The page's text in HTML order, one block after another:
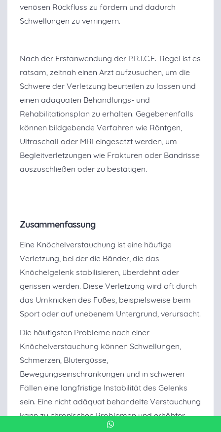
venösen Rückfluss zu fördern und dadurch
Schwellungen zu verringern.
Nach der Erstanwendung der P.R.I.C.E.-Regel ist es
ratsam, zeitnah einen Arzt aufzusuchen, um die
Schwere der Verletzung beurteilen zu lassen und
einen adäquaten Behandlungs- und
Rehabilitationsplan zu erhalten. Gegebenenfalls
können bildgebende Verfahren wie Röntgen,
Ultraschall oder MRI eingesetzt werden, um
Begleitverletzungen wie Frakturen oder Bandrisse
auszuschließen oder zu bestätigen.
Zusammenfassung
Eine Knöchelverstauchung ist eine häufige
Verletzung, bei der die Bänder, die das
Knöchelgelenk stabilisieren, überdehnt oder
gerissen werden. Diese Verletzung wird oft durch
das Umknicken des Fußes, beispielsweise beim
Sport oder auf unebenem Untergrund, verursacht.
Die häufigsten Probleme nach einer
Knöchelverstauchung können Schwellungen,
Schmerzen, Blutergüsse,
Bewegungseinschränkungen und in schweren
Fällen eine langfristige Instabilität des Gelenks
sein. Eine nicht adäquat behandelte Verstauchung
kann zu chronischen Problemen und erhöhter
Verletzungsanfälligkeit führen.